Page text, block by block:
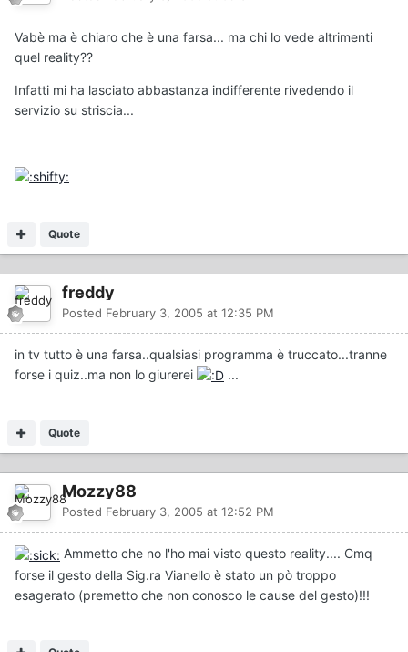
Vabè ma è chiaro che è una farsa... ma chi lo vede altrimenti
quel reality??
Infatti mi ha lasciato abbastanza indifferente rivedendo il
servizio su striscia...
Quote
freddy
Posted February 3, 2005 at 12:35 PM
in tv tutto è una farsa..qualsiasi programma è truccato...tranne
forse i quiz..ma non lo giurerei
...
Quote
Mozzy88
Posted February 3, 2005 at 12:52 PM
Ammetto che no l'ho mai visto questo reality.... Cmq
forse il gesto della Sig.ra Vianello è stato un pò troppo
esagerato (premetto che non conosco le cause del gesto)!!!